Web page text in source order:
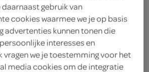
voor
gebruik van
cookies waarmee we je op basis
advertenties kunnen tonen die
interesses en
vragen we je toestemming voor het
media cookies om de integratie